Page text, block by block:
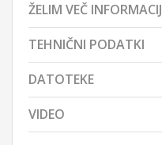
ŽELIM VEČ INFORMACIJ
TEHNIČNI PODATKI
DATOTEKE
VIDEO